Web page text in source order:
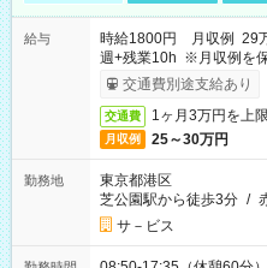
給与
時給1800円 月収例 29
週+残業10h ※月収例を
交通費別途支給あり
交通費 1ヶ月3万円を上
月収例 25～30万円
勤務地
東京都港区
芝公園駅から徒歩3分 /
サ－ビス